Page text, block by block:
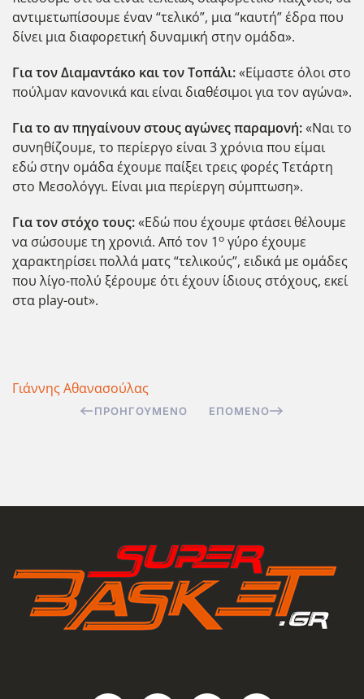
αντιμετωπίσουμε έναν “τελικό”, μια “καυτή” έδρα που
δίνει μια διαφορετική δυναμική στην ομάδα».
Για τον Διαμαντάκο και τον Τοπάλι:«Είμαστε όλοι στο
πούλμαν κανονικά και είναι διαθέσιμοι για τον αγώνα».
Για το αν πηγαίνουν στους αγώνες παραμονή:«Ναι το
συνηθίζουμε, το περίεργο είναι 3 χρόνια που είμαι
εδώ στην ομάδα έχουμε παίξει τρεις φορές Τετάρτη
στο Μεσολόγγι. Είναι μια περίεργη σύμπτωση».
Για τον στόχο τους:«Εδώ που έχουμε φτάσει θέλουμε
να σώσουμε τη χρονιά. Από τον 1ο γύρο έχουμε
χαρακτηρίσει πολλά ματς “τελικούς”, ειδικά με ομάδες
που λίγο-πολύ ξέρουμε ότι έχουν ίδιους στόχους, εκεί
στα play-out».
Γιάννης Αθανασούλας
ΠΡΟΗΓΟΎΜΕΝΟ ΕΠΌΜΕΝΟ